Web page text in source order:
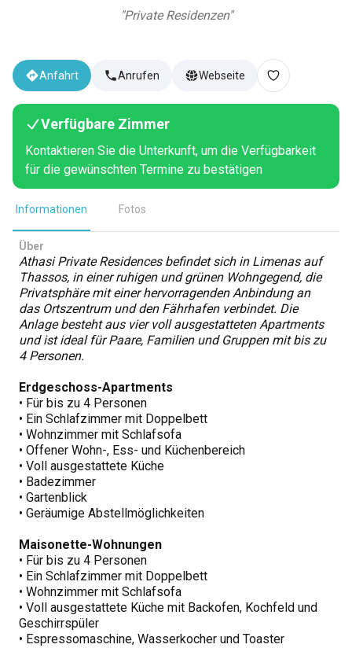
"Private Residenzen"
Anfahrt Anrufen Webseite
Verfügbare Zimmer
Kontaktieren Sie die Unterkunft, um die Verfügbarkeit
für die gewünschten Termine zu bestätigen
Informationen Fotos
Über
Athasi Private Residences befindet sich in Limenas auf
Thassos, in einer ruhigen und grünen Wohngegend, die
Privatsphäre mit einer hervorragenden Anbindung an
das Ortszentrum und den Fährhafen verbindet. Die
Anlage besteht aus vier voll ausgestatteten Apartments
und ist ideal für Paare, Familien und Gruppen mit bis zu
4 Personen.
Erdgeschoss-Apartments
• Für bis zu 4 Personen
• Ein Schlafzimmer mit Doppelbett
• Wohnzimmer mit Schlafsofa
• Offener Wohn-, Ess- und Küchenbereich
• Voll ausgestattete Küche
• Badezimmer
• Gartenblick
• Geräumige Abstellmöglichkeiten
Maisonette-Wohnungen
• Für bis zu 4 Personen
• Ein Schlafzimmer mit Doppelbett
• Wohnzimmer mit Schlafsofa
• Voll ausgestattete Küche mit Backofen, Kochfeld und
Geschirrspüler
• Espressomaschine, Wasserkocher und Toaster